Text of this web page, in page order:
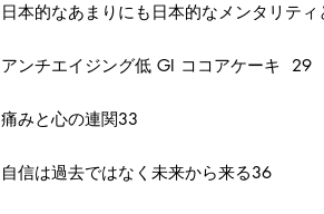
日本的なあまりにも日本的なメンタリテ
アンチエイジング低 GI ココアケーキ 29
痛みと心の連関33
自信は過去ではなく未来から来る36